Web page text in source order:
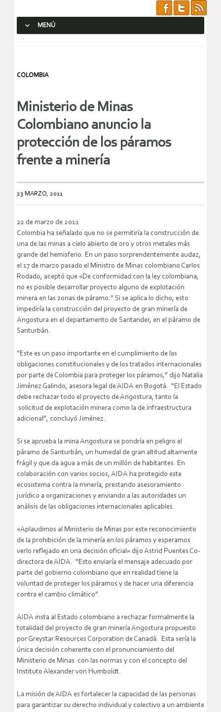
MENÚ
COLOMBIA
Ministerio de Minas
Colombiano anuncio la
protección de los páramos
frente a minería
23 MARZO, 2011
22 de marzo de 2011
Colombia ha señalado que no se permitiría la construcción de
una de las minas a cielo abierto de oro y otros metales más
grande del hemisferio. En un paso sorprendentemente audaz,
el 17 de marzo pasado el Ministro de Minas colombiano Carlos
Rodado, aceptó que «De conformidad con la ley colombiana,
no es posible desarrollar proyecto alguno de explotación
minera en las zonas de páramo.” Si se aplica lo dicho, esto
impediría la construcción del proyecto de gran minería de
Angostura en el departamento de Santander, en el páramo de
Santurbán.
“Este es un paso importante en el cumplimiento de las
obligaciones constitucionales y de los tratados internacionales
por parte de Colombia para proteger los páramos,” dijo Natalia
Jiménez Galindo, asesora legal de AIDA en Bogotá. “El Estado
debe rechazar todo el proyecto de Angostura, tanto la
solicitud de explotación minera como la de infraestructura
adicional”, concluyó Jiménez.
Si se aprueba la mina Angostura se pondría en peligro el
páramo de Santurbán, un humedal de gran altitud altamente
frágil y que da agua a más de un millón de habitantes. En
colaboración con varios socios, AIDA ha protegido este
ecosistema contra la minería, prestando asesoramiento
jurídico a organizaciones y enviando a las autoridades un
análisis de las obligaciones internacionales aplicables.
«Aplaudimos al Ministerio de Minas por este reconocimiento
de la prohibición de la minería en los páramos y esperamos
verlo reflejado en una decisión oficial» dijo Astrid Puentes Co-
directora de AIDA. “Esto enviaría el mensaje adecuado por
parte del gobierno colombiano que en realidad tiene la
voluntad de proteger los páramos y de hacer una diferencia
contra el cambio climático”.
AIDA insta al Estado colombiano a rechazar formalmente la
totalidad del proyecto de gran minería Angostura propuesto
por Greystar Resources Corporation de Canadá. Esta sería la
única decisión coherente con el pronunciamiento del
Ministerio de Minas con las normas y con el concepto del
Instituto Alexander von Humboldt.
La misión de AIDA es fortalecer la capacidad de las personas
para garantizar su derecho individual y colectivo a un ambiente